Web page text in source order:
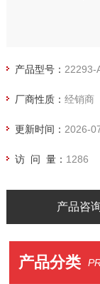
产品型号： 22293-
厂商性质： 经销商
更新时间： 2026-
访 问 量： 1286
产品咨
产品分类